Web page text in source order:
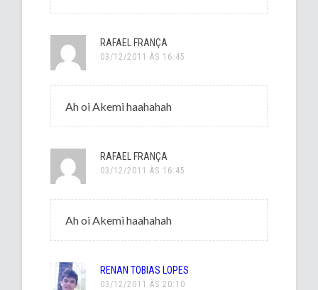
RAFAEL FRANÇA
03/12/2011 ÀS 16:45
Ah oi Akemi haahahah
RAFAEL FRANÇA
03/12/2011 ÀS 16:45
Ah oi Akemi haahahah
RENAN TOBIAS LOPES
03/12/2011 ÀS 20:10